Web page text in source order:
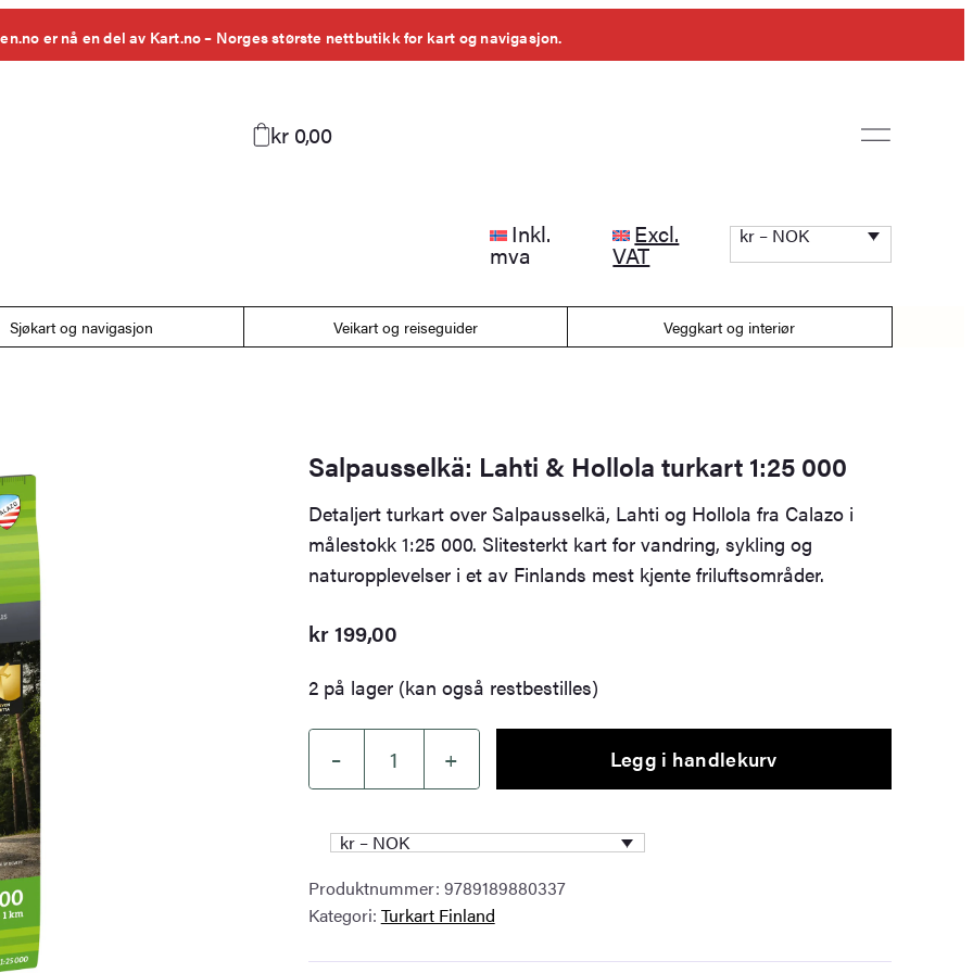
er nå en del av Kart.no – Norges største nettbutikk for kart og navigasjon.
kr 0,00
Inkl.
mva
Excl.
VAT
kr – NOK
Sjøkart og navigasjon Veikart og reiseguider Veggkart og interiør
Salpausselkä: Lahti & Hollola turkart 1:25 000
Detaljert turkart over Salpausselkä, Lahti og Hollola fra Calazo i
målestokk 1:25 000. Slitesterkt kart for vandring, sykling og
naturopplevelser i et av Finlands mest kjente friluftsområder.
kr199,00
2 på lager (kan også restbestilles)
–
Salpausselkä:
Hollola
turkart
+ Legg i handlekurv
kr – NOK
Produktnummer: 9789189880337
Kategori: Turkart Finland